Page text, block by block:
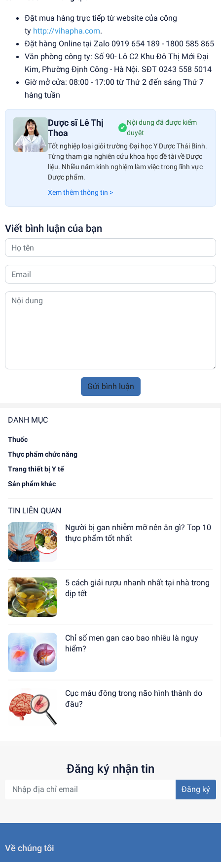
DANH MỤC
Thuốc
Thực phẩm chức năng
Trang thiết bị Y tế
Sản phẩm khác
TIN LIÊN QUAN
Người bị gan nhiễm mỡ nên ăn gì? Top 10
thực phẩm tốt nhất
5 cách giải rượu nhanh nhất tại nhà trong
dịp tết
Chỉ số men gan cao bao nhiêu là nguy
hiểm?
Cục máu đông trong não hình thành do
đâu?
Đặt mua hàng trực tiếp từ website của công
ty http://vihapha.com.
Đặt hàng Online tại Zalo 0919 654 189 - 1800 585 865
Văn phòng công ty: Số 90- Lô C2 Khu Đô Thị Mới Đại
Kim, Phường Định Công - Hà Nội. SĐT 0243 558 5014
Giờ mở cửa: 08:00 - 17:00 từ Thứ 2 đến sáng Thứ 7
hàng tuần
Dược sĩ Lê Thị
Thoa
✔
Nội dung đã được kiểm
duyệt
Tốt nghiệp loại giỏi trường Đại học Y Dược Thái Bình.
Từng tham gia nghiên cứu khoa học đề tài về Dược
liệu. Nhiều năm kinh nghiệm làm việc trong lĩnh vực
Dược phẩm.
Xem thêm thông tin >
Viết bình luận của bạn
Gửi bình luận
Đăng ký nhận tin
Đăng ký
Về chúng tôi